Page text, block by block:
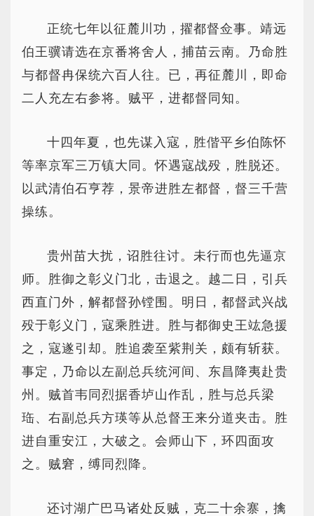
正统七年以征麓川功，擢都督佥事。靖远
伯王骥请选在京番将舍人，捕苗云南。乃命胜
与都督冉保统六百人往。已，再征麓川，即命
二人充左右参将。贼平，进都督同知。
十四年夏，也先谋入寇，胜偕平乡伯陈怀
等率京军三万镇大同。怀遇寇战殁，胜脱还。
以武清伯石亨荐，景帝进胜左都督，督三千营
操练。
贵州苗大扰，诏胜往讨。未行而也先逼京
师。胜御之彰义门北，击退之。越二日，引兵
西直门外，解都督孙镗围。明日，都督武兴战
殁于彰义门，寇乘胜进。胜与都御史王竑急援
之，寇遂引却。胜追袭至紫荆关，颇有斩获。
事定，乃命以左副总兵统河间、东昌降夷赴贵
州。贼首韦同烈据香垆山作乱，胜与总兵梁
珤、右副总兵方瑛等从总督王来分道夹击。胜
进自重安江，大破之。会师山下，环四面攻
之。贼窘，缚同烈降。
还讨湖广巴马诸处反贼，克二十余寨，擒